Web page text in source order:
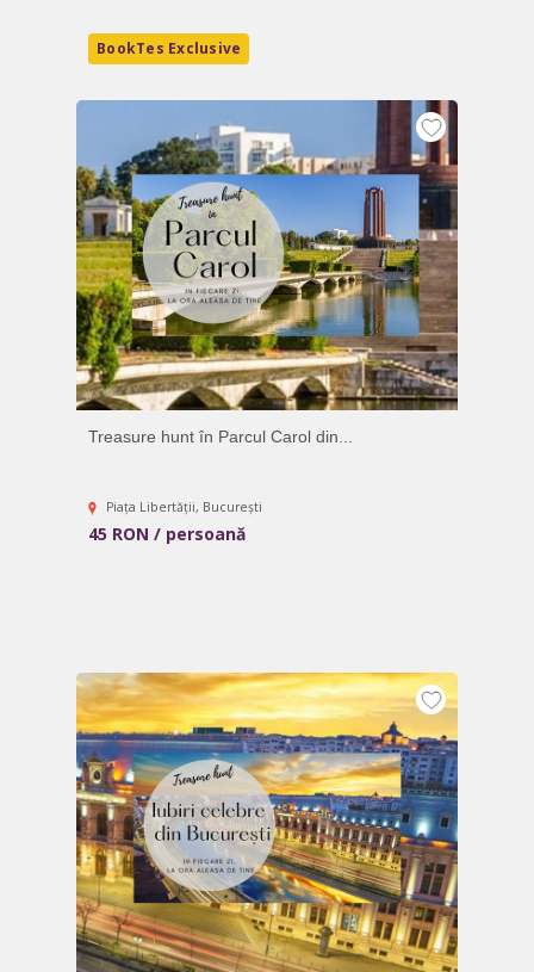
BookTes Exclusive
Treasure hunt în Parcul Carol din...
Piața Libertății, București
45 RON / persoană